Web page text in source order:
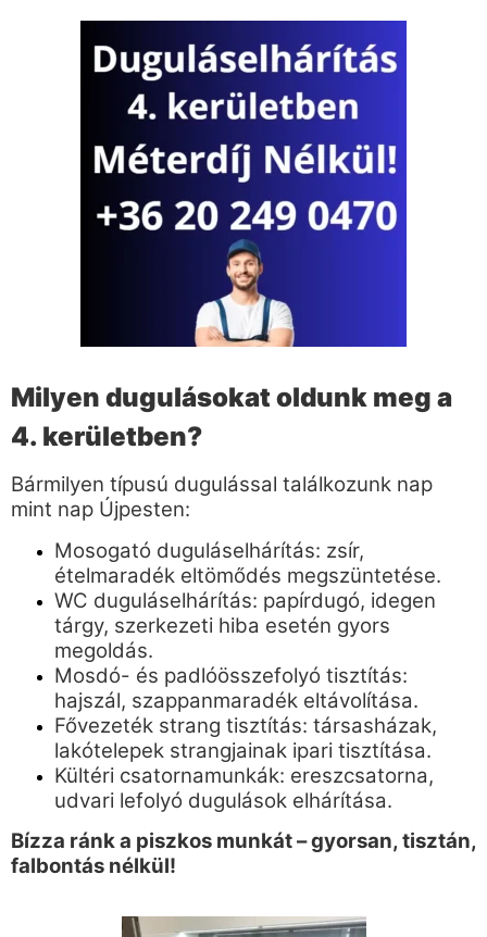
Milyen dugulásokat oldunk meg a
4. kerületben?
Bármilyen típusú dugulással találkozunk nap
mint nap Újpesten:
Mosogató duguláselhárítás: zsír,
ételmaradék eltömődés megszüntetése.
WC duguláselhárítás: papírdugó, idegen
tárgy, szerkezeti hiba esetén gyors
megoldás.
Mosdó- és padlóösszefolyó tisztítás:
hajszál, szappanmaradék eltávolítása.
Fővezeték strang tisztítás: társasházak,
lakótelepek strangjainak ipari tisztítása.
Kültéri csatornamunkák: ereszcsatorna,
udvari lefolyó dugulások elhárítása.
Bízza ránk a piszkos munkát – gyorsan, tisztán,
falbontás nélkül!